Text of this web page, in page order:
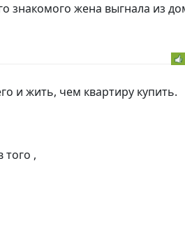
знакомого жена выгнала из
и жить, чем квартиру купить.
того ,